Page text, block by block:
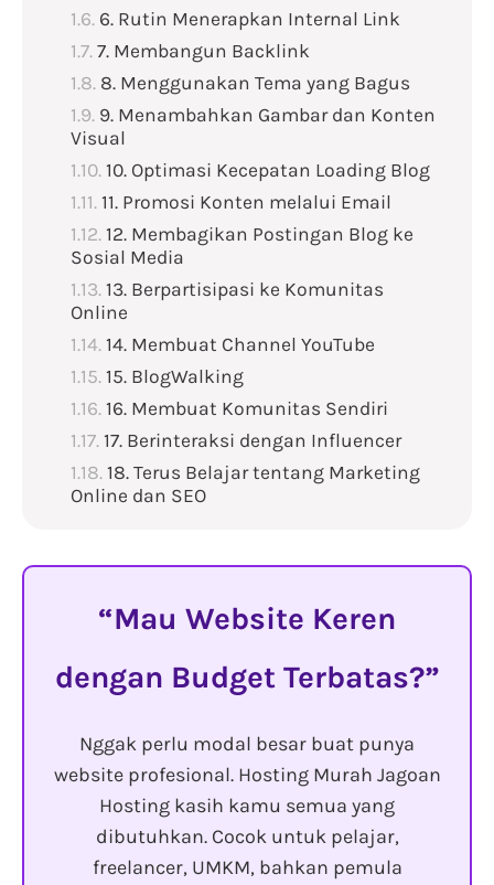
6. Rutin Menerapkan Internal Link
7. Membangun Backlink
8. Menggunakan Tema yang Bagus
9. Menambahkan Gambar dan Konten
Visual
10. Optimasi Kecepatan Loading Blog
11. Promosi Konten melalui Email
12. Membagikan Postingan Blog ke
Sosial Media
13. Berpartisipasi ke Komunitas
Online
14. Membuat Channel YouTube
15. BlogWalking
16. Membuat Komunitas Sendiri
17. Berinteraksi dengan Influencer
18. Terus Belajar tentang Marketing
Online dan SEO
Mau Website Keren
dengan Budget Terbatas?
Nggak perlu modal besar buat punya
website profesional. Hosting Murah Jagoan
Hosting kasih kamu semua yang
dibutuhkan. Cocok untuk pelajar,
freelancer, UMKM, bahkan pemula